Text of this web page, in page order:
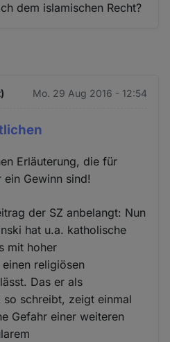
dem islamischen Recht?
Mo. 29 Aug 2016 - 12:54
Erläuterung, die für
Gewinn sind!
der SZ anbelangt: Nun
hat u.a. katholische
mit hoher
religiösen
Das er als
schreibt, zeigt einmal
Gefahr einer weiteren